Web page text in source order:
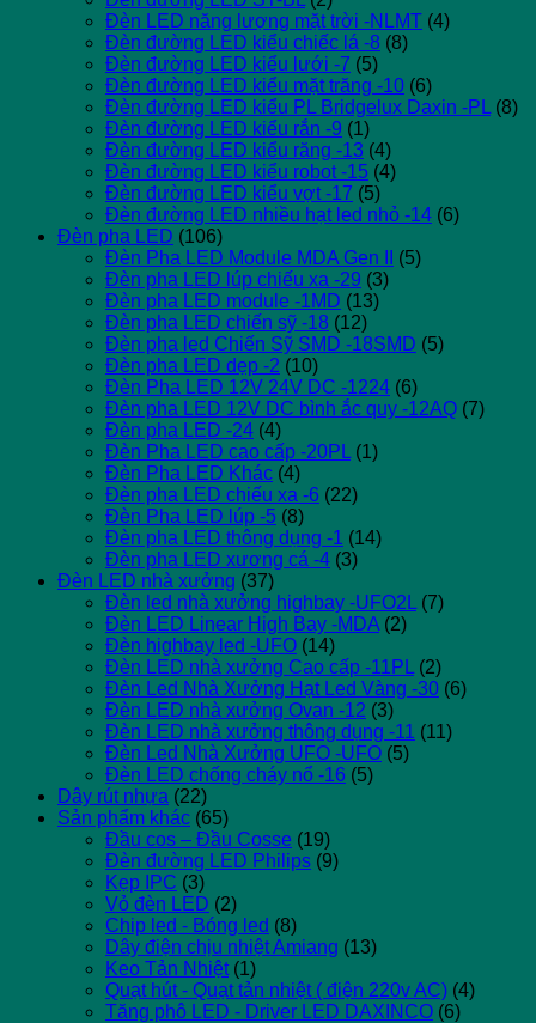
Đèn LED năng lượng mặt trời -NLMT (4)
Đèn đường LED kiểu chiếc lá -8 (8)
Đèn đường LED kiểu lưới -7 (5)
Đèn đường LED kiểu mặt trăng -10 (6)
Đèn đường LED kiểu PL Bridgelux Daxin -PL (8)
Đèn đường LED kiểu rắn -9 (1)
Đèn đường LED kiểu răng -13 (4)
Đèn đường LED kiểu robot -15 (4)
Đèn đường LED kiểu vợt -17 (5)
Đèn đường LED nhiều hạt led nhỏ -14 (6)
Đèn pha LED (106)
Đèn Pha LED Module MDA Gen II
(5)
Đèn pha LED lúp chiếu xa -29 (3)
Đèn pha LED module -1MD (13)
Đèn pha LED chiến sỹ -18 (12)
Đèn pha led Chiến Sỹ SMD -18SMD (5)
Đèn pha LED dẹp -2 (10)
Đèn Pha LED 12V 24V DC -1224 (6)
Đèn pha LED 12V DC bình ắc quy -12AQ (7)
Đèn pha LED -24 (4)
Đèn Pha LED cao cấp -20PL (1)
Đèn Pha LED Khác (4)
Đèn pha LED chiếu xa -6 (22)
Đèn Pha LED lúp -5 (8)
Đèn pha LED thông dụng -1 (14)
Đèn pha LED xương cá -4 (3)
Đèn LED nhà xưởng (37)
Đèn led nhà xưởng highbay -UFO2L (7)
Đèn LED Linear High Bay -MDA (2)
Đèn highbay led -UFO (14)
Đèn LED nhà xưởng Cao cấp -11PL (2)
Đèn Led Nhà Xưởng Hạt Led Vàng -30 (6)
Đèn LED nhà xưởng Ovan -12 (3)
Đèn LED nhà xưởng thông dụng -11 (11)
Đèn Led Nhà Xưởng UFO -UFO (5)
Đèn LED chống cháy nổ -16 (5)
Dây rút nhựa (22)
Sản phẩm khác (65)
Đầu cos – Đầu Cosse (19)
Đèn đường LED Philips (9)
Kẹp IPC (3)
Vỏ đèn LED (2)
Chip led - Bóng led (8)
Dây điện chịu nhiệt Amiang (13)
Keo Tản Nhiệt (1)
Quạt hút - Quạt tản nhiệt ( điện 220v AC) (4)
Tăng phô LED - Driver LED DAXINCO (6)